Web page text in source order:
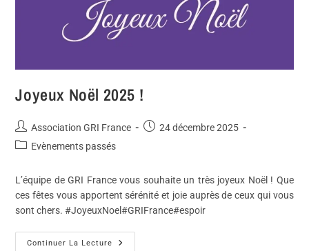
Joyeux Noël 2025 !
Association GRI France
24 décembre 2025
Evènements passés
L’équipe de GRI France vous souhaite un très joyeux Noël ! Que
ces fêtes vous apportent sérénité et joie auprès de ceux qui vous
sont chers. #JoyeuxNoel#GRIFrance#espoir
Continuer La Lecture